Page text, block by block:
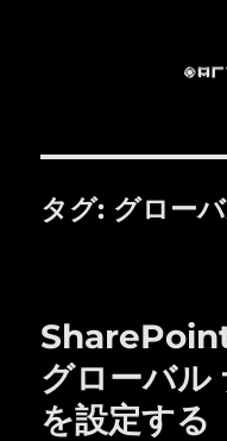
タグ: グロー
グローバル
を設定する